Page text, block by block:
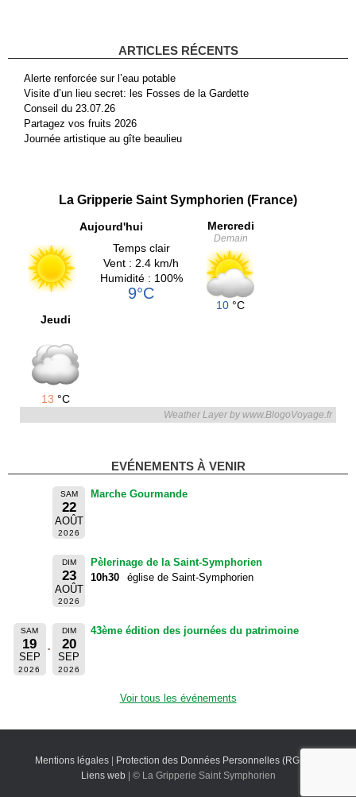
ARTICLES RÉCENTS
Alerte renforcée sur l’eau potable
Visite d’un lieu secret: les Fosses de la Gardette
Conseil du 23.07.26
Partagez vos fruits 2026
Journée artistique au gîte beaulieu
La Gripperie Saint Symphorien (France)
Aujourd'hui
Temps clair
Vent : 2.4 km/h
Humidité : 100%
9°C
Mercredi
Demain
10 °C
Jeudi
13 °C
Weather Layer by www.BlogoVoyage.fr
EVÉNEMENTS À VENIR
SAM
22
AOÛT
2026
Marche Gourmande
DIM
23
AOÛT
2026
Pèlerinage de la Saint-Symphorien
10h30
église de Saint-Symphorien
SAM
19
SEP
2026
DIM
20
SEP
2026
43ème édition des journées du patrimoine
Voir tous les événements
Mentions légales Protection des Données Personnelles (RGPD)
Liens web| © La Gripperie Saint Symphorien